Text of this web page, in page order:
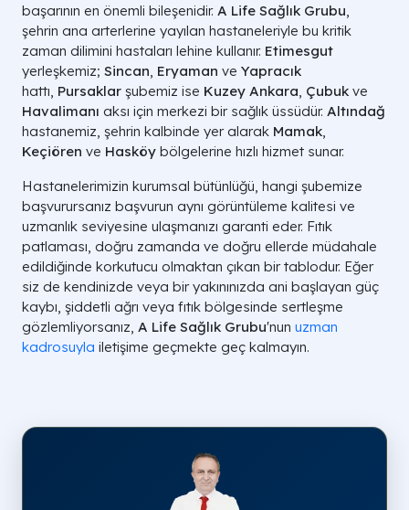
başarının en önemli bileşenidir. A Life Sağlık Grubu,
şehrin ana arterlerine yayılan hastaneleriyle bu kritik
zaman dilimini hastaları lehine kullanır. Etimesgut
yerleşkemiz; Sincan, Eryaman ve Yapracık
hattı, Pursaklar şubemiz ise Kuzey Ankara, Çubuk ve
Havalimanı aksı için merkezi bir sağlık üssüdür. Altındağ
hastanemiz, şehrin kalbinde yer alarak Mamak,
Keçiören ve Hasköy bölgelerine hızlı hizmet sunar.
Hastanelerimizin kurumsal bütünlüğü, hangi şubemize
başvurursanız başvurun aynı görüntüleme kalitesi ve
uzmanlık seviyesine ulaşmanızı garanti eder. Fıtık
patlaması, doğru zamanda ve doğru ellerde müdahale
edildiğinde korkutucu olmaktan çıkan bir tablodur. Eğer
siz de kendinizde veya bir yakınınızda ani başlayan güç
kaybı, şiddetli ağrı veya fıtık bölgesinde sertleşme
gözlemliyorsanız, A Life Sağlık Grubu'nun uzman
kadrosuyla iletişime geçmekte geç kalmayın.